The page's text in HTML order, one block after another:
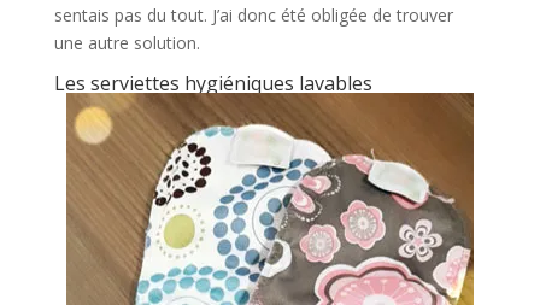
sentais pas du tout. J’ai donc été obligée de trouver
une autre solution.
Les serviettes hygiéniques lavables